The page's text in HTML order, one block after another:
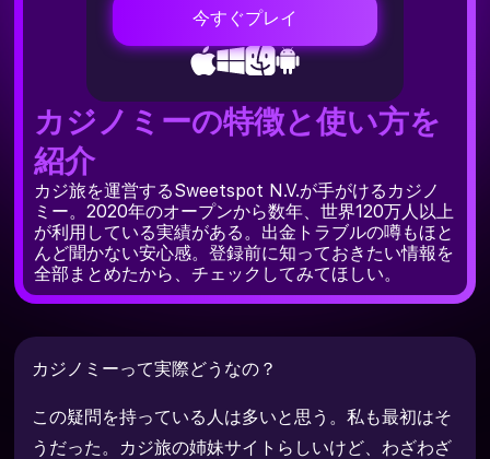
今すぐプレイ
カジノミーの特徴と使い方を
紹介
カジ旅を運営するSweetspot N.V.が手がけるカジノ
ミー。2020年のオープンから数年、世界120万人以上
が利用している実績がある。出金トラブルの噂もほと
んど聞かない安心感。登録前に知っておきたい情報を
全部まとめたから、チェックしてみてほしい。
カジノミーって実際どうなの？
この疑問を持っている人は多いと思う。私も最初はそ
うだった。カジ旅の姉妹サイトらしいけど、わざわざ